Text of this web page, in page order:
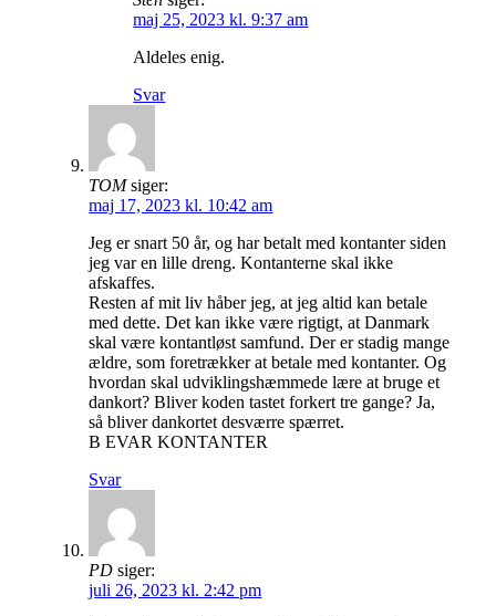
maj 25, 2023 kl. 9:37 am
Aldeles enig.
Svar
TOM siger:
maj 17, 2023 kl. 10:42 am
Jeg er snart 50 år, og har betalt med kontanter siden
jeg var en lille dreng. Kontanterne skal ikke
afskaffes.
Resten af mit liv håber jeg, at jeg altid kan betale
med dette. Det kan ikke være rigtigt, at Danmark
skal være kontantløst samfund. Der er stadig mange
ældre, som foretrækker at betale med kontanter. Og
hvordan skal udviklingshæmmede lære at bruge et
dankort? Bliver koden tastet forkert tre gange? Ja,
så bliver dankortet desværre spærret.
B EVAR KONTANTER
Svar
PD siger:
juli 26, 2023 kl. 2:42 pm